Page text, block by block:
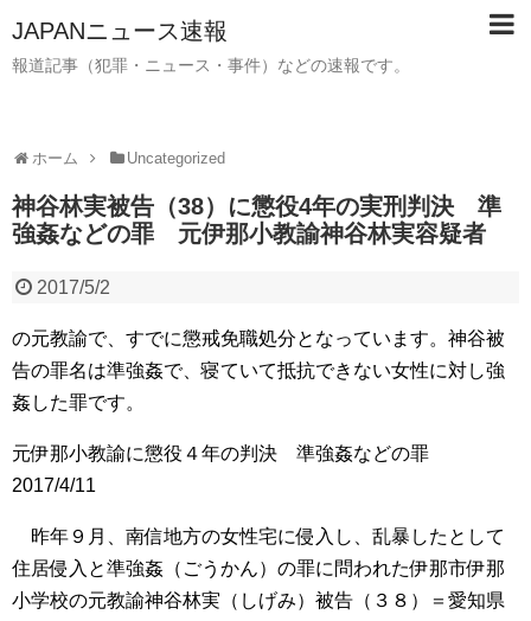
JAPANニュース速報
報道記事（犯罪・ニュース・事件）などの速報です。
ホーム Uncategorized
神谷林実被告（38）に懲役4年の実刑判決 準
強姦などの罪 元伊那小教諭神谷林実容疑者
2017/5/2
の元教諭で、すでに懲戒免職処分となっています。神谷被
告の罪名は準強姦で、寝ていて抵抗できない女性に対し強
姦した罪です。
元伊那小教諭に懲役４年の判決 準強姦などの罪
2017/4/11
昨年９月、南信地方の女性宅に侵入し、乱暴したとして
住居侵入と準強姦（ごうかん）の罪に問われた伊那市伊那
小学校の元教諭神谷林実（しげみ）被告（３８）＝愛知県